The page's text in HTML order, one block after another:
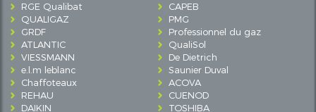
RGE Qualibat
CAPEB
QUALIGAZ
PMG
GRDF
Professionnel du gaz
ATLANTIC
QualiSol
VIESSMANN
De Dietrich
e.l.m leblanc
Saunier Duval
Chaffoteaux
ACOVA
REHAU
CUENOD
DAIKIN
TOSHIBA